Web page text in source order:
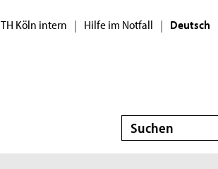
TH Köln intern | Hilfe im Notfall | Deutsch
Suche